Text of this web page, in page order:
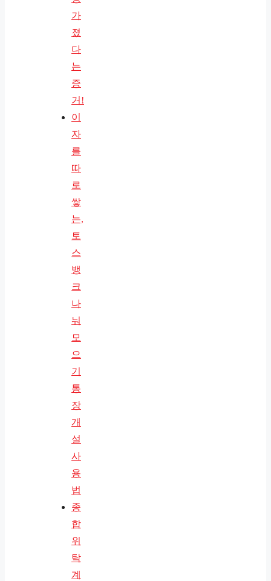
가
졌
다
는
증
거!
이
자
를
따
로
쌓
는,
토
스
뱅
크
나
눠
모
으
기
통
장
개
설
사
용
법
종
합
위
탁
계